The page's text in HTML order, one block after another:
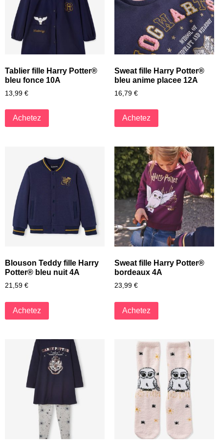
Tablier fille Harry Potter®
bleu fonce 10A
13,99 €
Achetez
Sweat fille Harry Potter®
bleu anime placee 12A
16,79 €
Achetez
Blouson Teddy fille Harry
Potter® bleu nuit 4A
21,59 €
Achetez
Sweat fille Harry Potter®
bordeaux 4A
23,99 €
Achetez